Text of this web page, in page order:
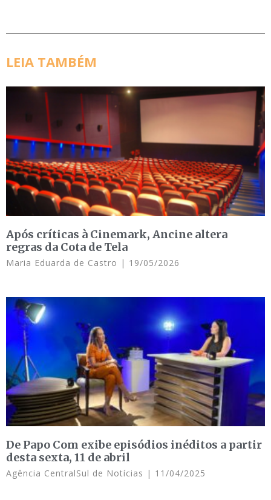
LEIA TAMBÉM
Após críticas à Cinemark, Ancine altera
regras da Cota de Tela
Maria Eduarda de Castro 19/05/2026
De Papo Com exibe episódios inéditos a partir
desta sexta, 11 de abril
Agência CentralSul de Notícias 11/04/2025